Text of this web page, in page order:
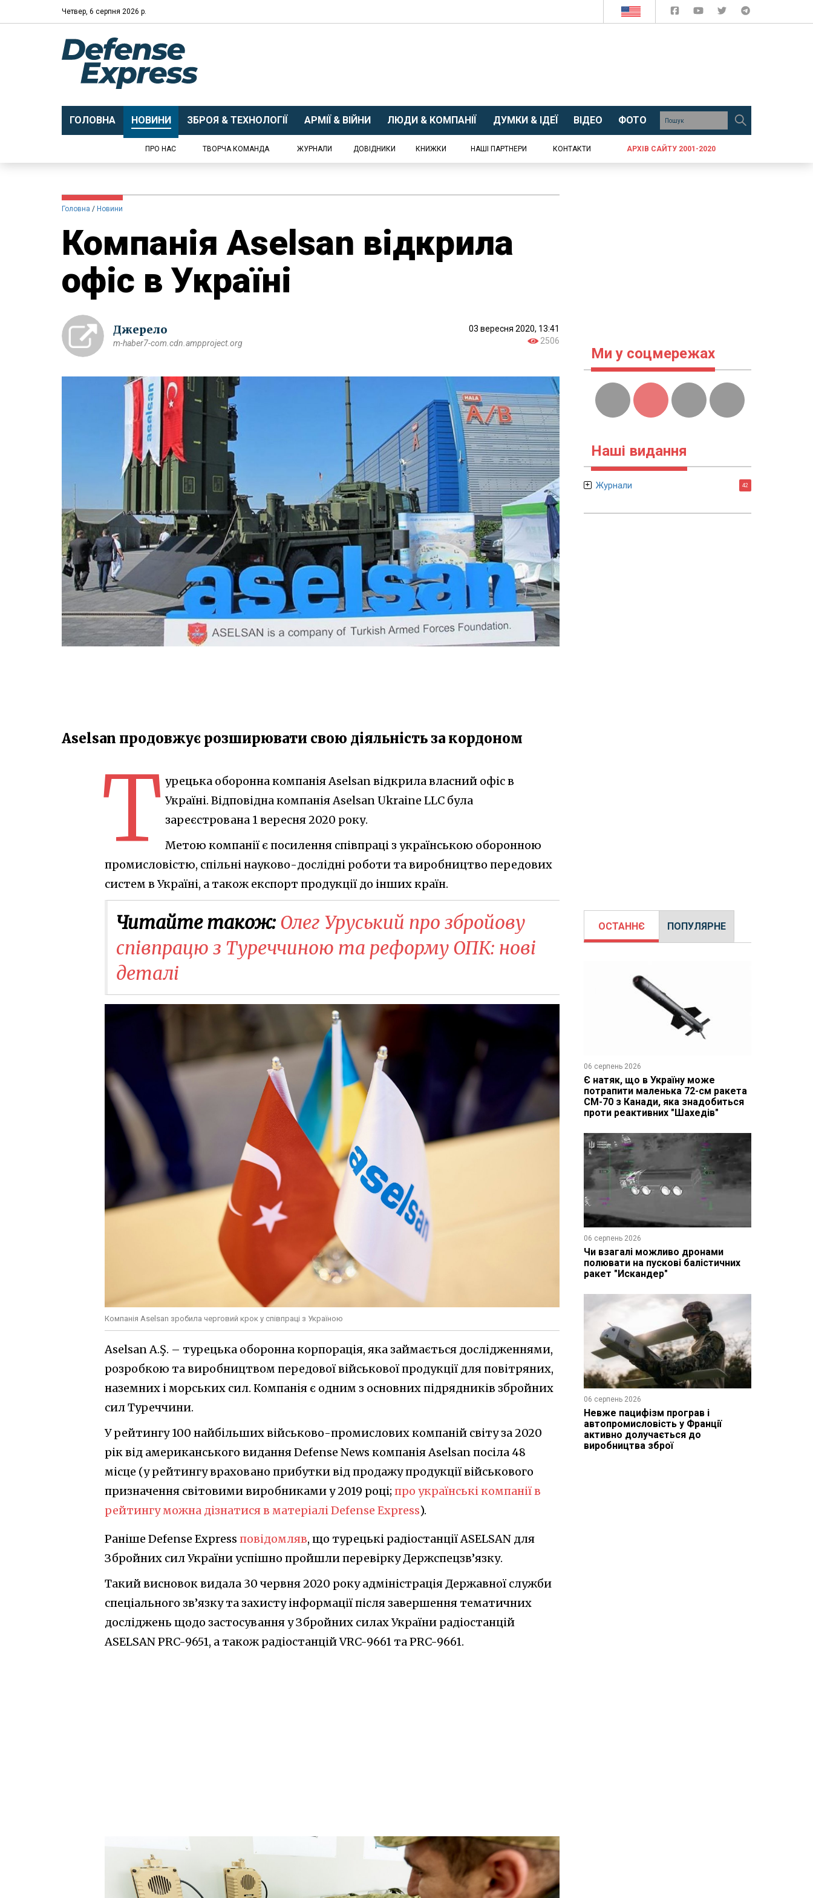
Четвер, 6 серпня 2026 р.
ГОЛОВНА НОВИНИ ЗБРОЯ & ТЕХНОЛОГІЇ АРМІЇ & ВІЙНИ ЛЮДИ & КОМПАНІЇ ДУМКИ & ІДЕЇ ВІДЕО ФОТО
ПРО НАС ТВОРЧА КОМАНДА ЖУРНАЛИ ДОВІДНИКИ КНИЖКИ НАШІ ПАРТНЕРИ КОНТАКТИ АРХІВ САЙТУ 2001-2020
Головна Новини
Компанія Aselsan відкрила
офіс в Україні
Джерело
m-haber7-com.cdn.ampproject.org
03 вересня 2020, 13:41
2506
Aselsan продовжує розширювати свою діяльність за кордоном
Т урецька оборонна компанія Aselsan відкрила власний офіс в
Україні. Відповідна компанія Aselsan Ukraine LLC була
зареєстрована 1 вересня 2020 року.
Метою компанії є посилення співпраці з українською оборонною
промисловістю, спільні науково-дослідні роботи та виробництво передових
систем в Україні, а також експорт продукції до інших країн.
Читайте також: Олег Уруський про збройову
співпрацю з Туреччиною та реформу ОПК: нові
деталі
Компанія Aselsan зробила черговий крок у співпраці з Україною
Aselsan A.Ş. – турецька оборонна корпорація, яка займається дослідженнями,
розробкою та виробництвом передової військової продукції для повітряних,
наземних і морських сил. Компанія є одним з основних підрядників збройних
сил Туреччини.
У рейтингу 100 найбільших військово-промислових компаній світу за 2020
рік від американського видання Defense News компанія Aselsan посіла 48
місце (у рейтингу враховано прибутки від продажу продукції військового
призначення світовими виробниками у 2019 році; про українські компанії в
рейтингу можна дізнатися в матеріалі Defense Express).
Раніше Defense Express повідомляв, що турецькі радіостанції ASELSAN для
Збройних сил України успішно пройшли перевірку Держспецзв’язку.
Такий висновок видала 30 червня 2020 року адміністрація Державної служби
спеціального зв’язку та захисту інформації після завершення тематичних
досліджень щодо застосування у Збройних силах України радіостанцій
ASELSAN PRC-9651, а також радіостанцій VRC-9661 та PRC-9661.
Ми у соцмережах
Наші видання
Журнали 42
ОСТАННЄ ПОПУЛЯРНЕ
06 серпень 2026
Є натяк, що в Україну може
потрапити маленька 72-см ракета
CM-70 з Канади, яка знадобиться
проти реактивних "Шахедів"
06 серпень 2026
Чи взагалі можливо дронами
полювати на пускові балістичних
ракет "Искандер"
06 серпень 2026
Невже пацифізм програв і
автопромисловість у Франції
активно долучається до
виробництва зброї